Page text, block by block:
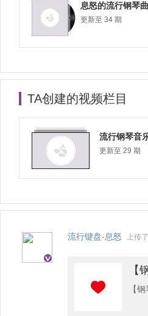
息怒的流行钢琴
更新至 34 期
TA创建的视频栏目
流行钢琴音
更新至 29 期
流行键盘-息怒 上传
【
【